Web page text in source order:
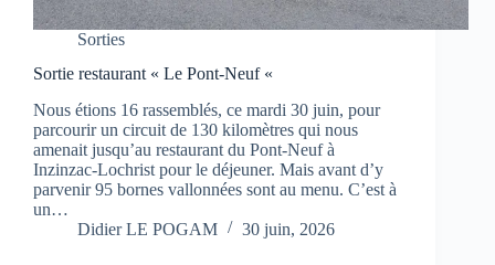
Sorties
Sortie restaurant « Le Pont-Neuf «
Nous étions 16 rassemblés, ce mardi 30 juin, pour
parcourir un circuit de 130 kilomètres qui nous
amenait jusqu’au restaurant du Pont-Neuf à
Inzinzac-Lochrist pour le déjeuner. Mais avant d’y
parvenir 95 bornes vallonnées sont au menu. C’est à
un…
Didier LE POGAM
30 juin, 2026